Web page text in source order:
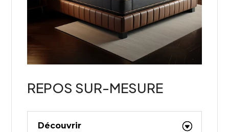
REPOS SUR-MESURE
Découvrir